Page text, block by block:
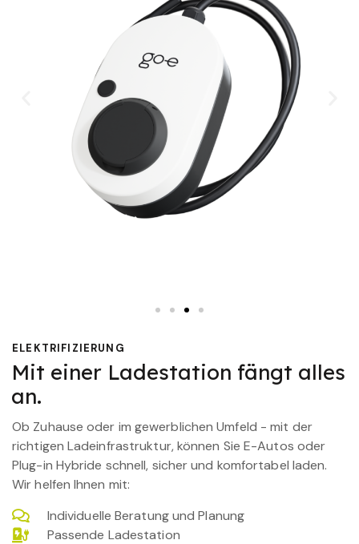
ELEKTRIFIZIERUNG
Mit einer Ladestation fängt alles
an.
Ob Zuhause oder im gewerblichen Umfeld - mit der
richtigen Ladeinfrastruktur, können Sie E-Autos oder
Plug-in Hybride schnell, sicher und komfortabel laden.
Wir helfen Ihnen mit:
Individuelle Beratung und Planung
Passende Ladestation